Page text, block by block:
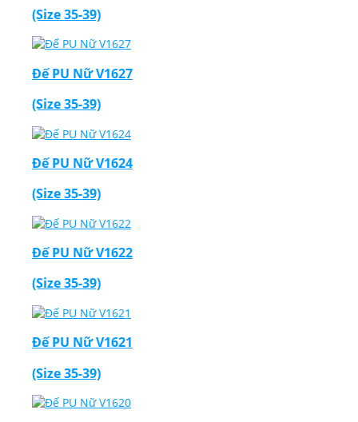
(Size 35-39)
Đế PU Nữ V1627
(Size 35-39)
Đế PU Nữ V1624
(Size 35-39)
Đế PU Nữ V1622
(Size 35-39)
Đế PU Nữ V1621
(Size 35-39)